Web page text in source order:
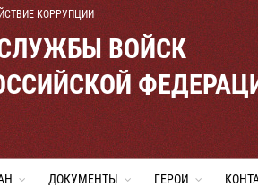
КОРРУПЦИИ
ВОЙСК
ДОКУМЕНТЫ ГЕРОИ